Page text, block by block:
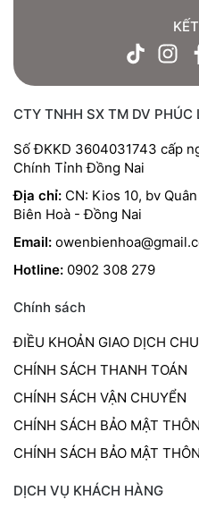
CTY TNHH SX TM DV PHÚC
Số ĐKKD 3604031743 cấp
Chính Tỉnh Đồng Nai
Địa chỉ: CN: Kios 10, bv
Biên Hoà - Đồng Nai
Email:
Hotline: 0902 308 279
Chính sách
ĐIỀU KHOẢN GIAO DỊCH
CHÍNH SÁCH THANH TOÁN
CHÍNH SÁCH VẬN CHUYỂN
CHÍNH SÁCH BẢO MẬT
CHÍNH SÁCH BẢO MẬT
DỊCH VỤ KHÁCH HÀNG